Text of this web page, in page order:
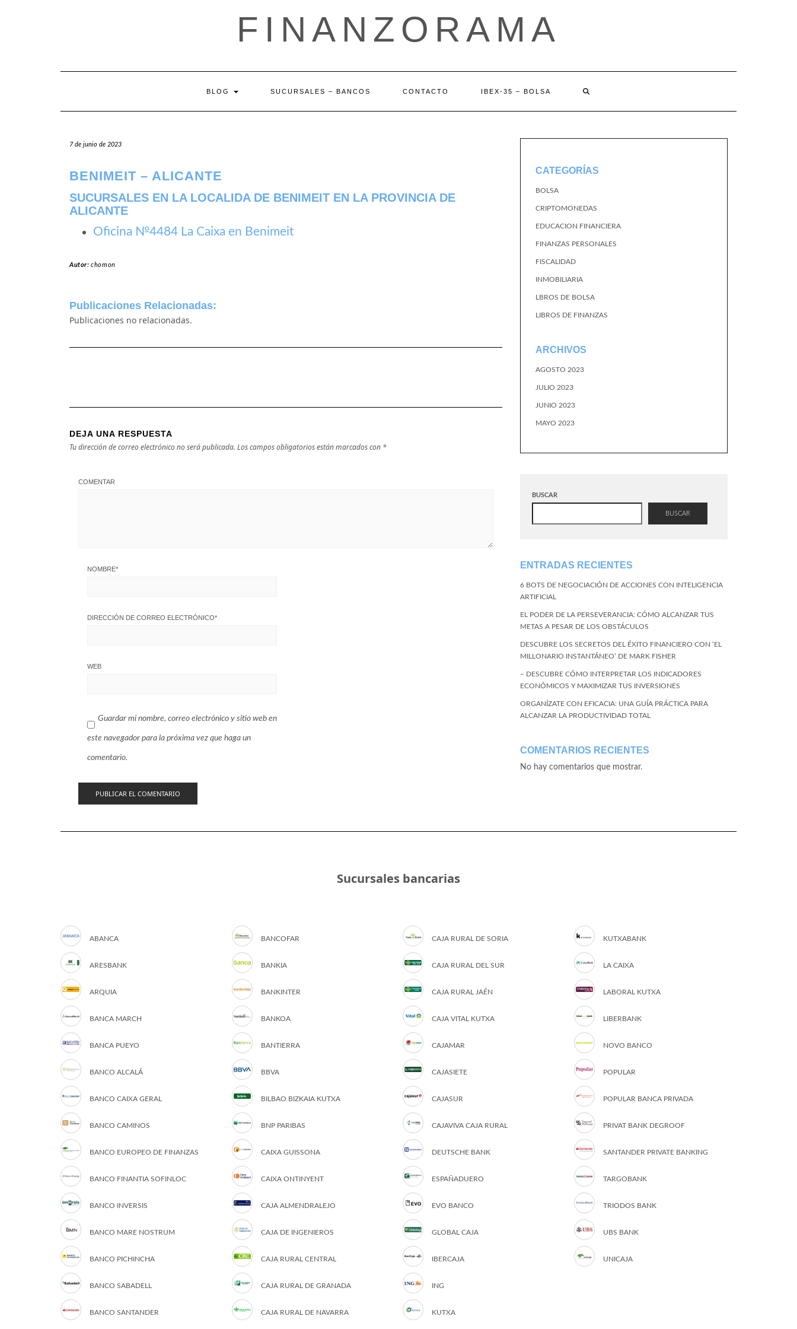
FINANZORAMA
BLOG SUCURSALES – BANCOS CONTACTO IBEX-35 – BOLSA
7 de junio de 2023
BENIMEIT – ALICANTE
SUCURSALES EN LA LOCALIDA DE BENIMEIT EN LA PROVINCIA DE
ALICANTE
Oficina №4484 La Caixa en Benimeit
Autor:chomon
Publicaciones Relacionadas:
Publicaciones no relacionadas.
DEJA UNA RESPUESTA
Tu dirección de correo electrónico no será publicada. Los campos obligatorios están marcados con *
COMENTAR
NOMBRE*
DIRECCIÓN DE CORREO ELECTRÓNICO*
WEB
Guardar mi nombre, correo electrónico y sitio web en
este navegador para la próxima vez que haga un
comentario.
CATEGORÍAS
BOLSA
CRIPTOMONEDAS
EDUCACION FINANCIERA
FINANZAS PERSONALES
FISCALIDAD
INMOBILIARIA
LBROS DE BOLSA
LIBROS DE FINANZAS
ARCHIVOS
AGOSTO 2023
JULIO 2023
JUNIO 2023
MAYO 2023
BUSCAR
BUSCAR
ENTRADAS RECIENTES
6 BOTS DE NEGOCIACIÓN DE ACCIONES CON INTELIGENCIA
ARTIFICIAL
EL PODER DE LA PERSEVERANCIA: CÓMO ALCANZAR TUS
METAS A PESAR DE LOS OBSTÁCULOS
DESCUBRE LOS SECRETOS DEL ÉXITO FINANCIERO CON ‘EL
MILLONARIO INSTANTÁNEO’ DE MARK FISHER
– DESCUBRE CÓMO INTERPRETAR LOS INDICADORES
ECONÓMICOS Y MAXIMIZAR TUS INVERSIONES
ORGANÍZATE CON EFICACIA: UNA GUÍA PRÁCTICA PARA
ALCANZAR LA PRODUCTIVIDAD TOTAL
COMENTARIOS RECIENTES
No hay comentarios que mostrar.
Sucursales bancarias
ABANCA
ARESBANK
ARQUIA
BANCA MARCH
BANCA PUEYO
BANCO ALCALÁ
BANCO CAIXA GERAL
BANCO CAMINOS
BANCO EUROPEO DE FINANZAS
BANCO FINANTIA SOFINLOC
BANCO INVERSIS
BANCO MARE NOSTRUM
BANCO PICHINCHA
BANCO SABADELL
BANCO SANTANDER
BANCOFAR
BANKIA
BANKINTER
BANKOA
BANTIERRA
BBVA
BILBAO BIZKAIA KUTXA
BNP PARIBAS
CAIXA GUISSONA
CAIXA ONTINYENT
CAJA ALMENDRALEJO
CAJA DE INGENIEROS
CAJA RURAL CENTRAL
CAJA RURAL DE GRANADA
CAJA RURAL DE NAVARRA
CAJA RURAL DE SORIA
CAJA RURAL DEL SUR
CAJA RURAL JAÉN
CAJA VITAL KUTXA
CAJAMAR
CAJASIETE
CAJASUR
CAJAVIVA CAJA RURAL
DEUTSCHE BANK
ESPAÑADUERO
EVO BANCO
GLOBAL CAJA
IBERCAJA
ING
KUTXA
KUTXABANK
LA CAIXA
LABORAL KUTXA
LIBERBANK
NOVO BANCO
POPULAR
POPULAR BANCA PRIVADA
PRIVAT BANK DEGROOF
SANTANDER PRIVATE BANKING
TARGOBANK
TRIODOS BANK
UBS BANK
UNICAJA